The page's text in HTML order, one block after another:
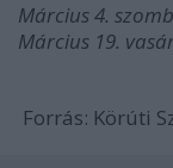
Március 4.
Március 19.
Forrás: Körúti